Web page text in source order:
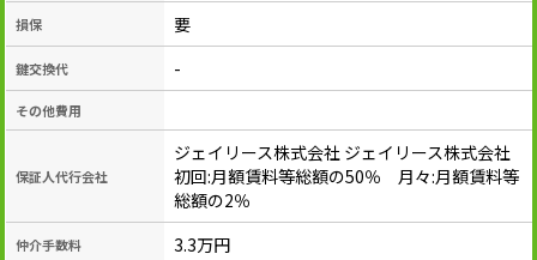
損保 要
鍵交換代 -
その他費用
保証人代行会社
ジェイリース株式会社 ジェイリース株式会社
初回:月額賃料等総額の50％ 月々:月額賃料等
総額の2％
仲介手数料 3.3万円